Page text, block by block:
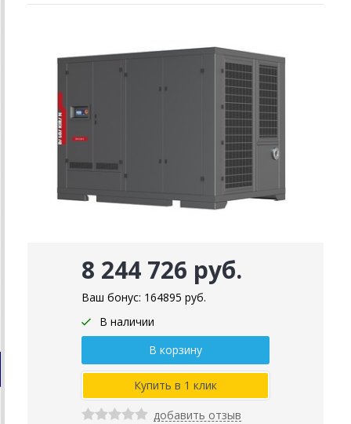
8 244 726 руб.
Ваш бонус: 164895 руб.
В наличии
добавить отзыв